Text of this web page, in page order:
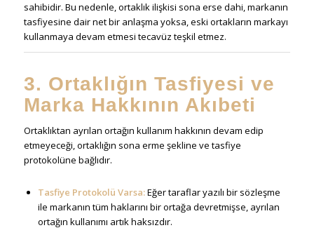
sahibidir. Bu nedenle, ortaklık ilişkisi sona erse dahi, markanın
tasfiyesine dair net bir anlaşma yoksa, eski ortakların markayı
kullanmaya devam etmesi tecavüz teşkil etmez.
3. Ortaklığın Tasfiyesi ve
Marka Hakkının Akıbeti
Ortaklıktan ayrılan ortağın kullanım hakkının devam edip
etmeyeceği, ortaklığın sona erme şekline ve tasfiye
protokolüne bağlıdır.
Tasfiye Protokolü Varsa:Eğer taraflar yazılı bir sözleşme
ile markanın tüm haklarını bir ortağa devretmişse, ayrılan
ortağın kullanımı artık haksızdır.